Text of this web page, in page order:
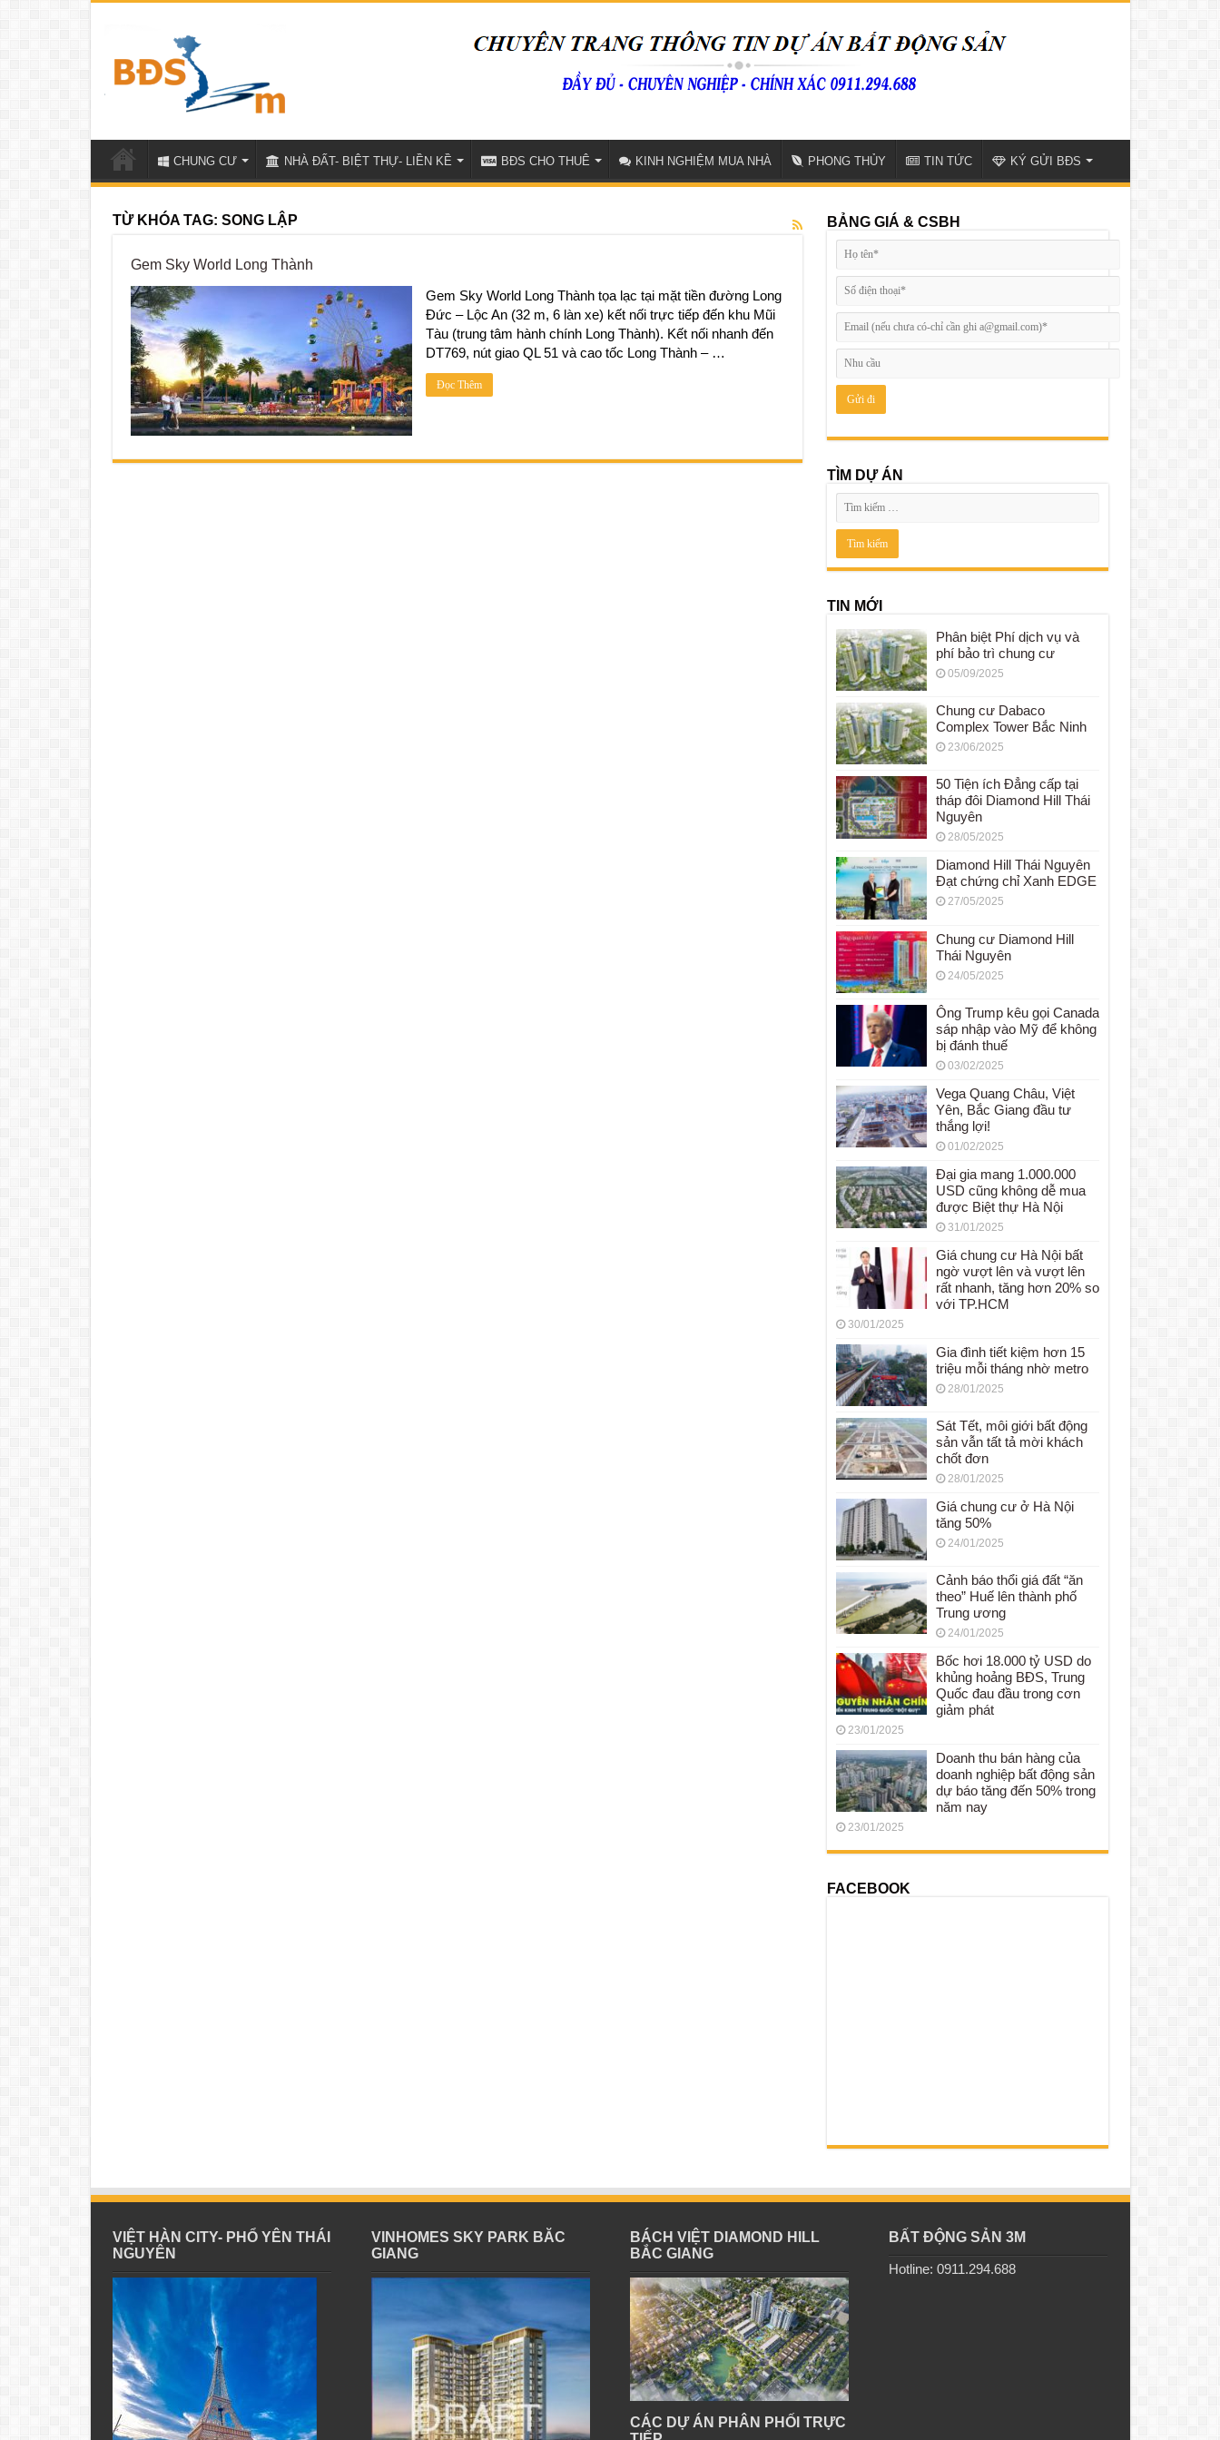
CHUNG CƯ NHÀ ĐẤT- BIỆT THỰ- LIỀN KỀ BĐS CHO THUÊ KINH NGHIỆM MUA NHÀ PHONG THỦY TIN TỨC KÝ GỬI BĐS
TỪ KHÓA TAG: SONG LẬP
Gem Sky World Long Thành
Gem Sky World Long Thành tọa lạc tại mặt tiền đường Long
Đức – Lộc An (32 m, 6 làn xe) kết nối trực tiếp đến khu Mũi
Tàu (trung tâm hành chính Long Thành). Kết nối nhanh đến
DT769, nút giao QL 51 và cao tốc Long Thành – …
Đọc Thêm
BẢNG GIÁ & CSBH
TÌM DỰ ÁN
TIN MỚI
Phân biệt Phí dịch vụ và
phí bảo trì chung cư
05/09/2025
Chung cư Dabaco
Complex Tower Bắc Ninh
23/06/2025
50 Tiện ích Đẳng cấp tại
tháp đôi Diamond Hill Thái
Nguyên
28/05/2025
Diamond Hill Thái Nguyên
Đạt chứng chỉ Xanh EDGE
27/05/2025
Chung cư Diamond Hill
Thái Nguyên
24/05/2025
Ông Trump kêu gọi Canada
sáp nhập vào Mỹ để không
bị đánh thuế
03/02/2025
Vega Quang Châu, Việt
Yên, Bắc Giang đầu tư
thắng lợi!
01/02/2025
Đại gia mang 1.000.000
USD cũng không dễ mua
được Biệt thự Hà Nội
31/01/2025
Giá chung cư Hà Nội bất
ngờ vượt lên và vượt lên
rất nhanh, tăng hơn 20% so
với TP.HCM
30/01/2025
Gia đình tiết kiệm hơn 15
triệu mỗi tháng nhờ metro
28/01/2025
Sát Tết, môi giới bất động
sản vẫn tất tả mời khách
chốt đơn
28/01/2025
Giá chung cư ở Hà Nội
tăng 50%
24/01/2025
Cảnh báo thổi giá đất “ăn
theo” Huế lên thành phố
Trung ương
24/01/2025
Bốc hơi 18.000 tỷ USD do
khủng hoảng BĐS, Trung
Quốc đau đầu trong cơn
giảm phát
23/01/2025
Doanh thu bán hàng của
doanh nghiệp bất động sản
dự báo tăng đến 50% trong
năm nay
23/01/2025
FACEBOOK
VIỆT HÀN CITY- PHỔ YÊN THÁI
NGUYÊN
VINHOMES SKY PARK BĂC
GIANG
BÁCH VIỆT DIAMOND HILL
BẮC GIANG
CÁC DỰ ÁN PHÂN PHỐI TRỰC
BẤT ĐỘNG SẢN 3M
Hotline: 0911.294.688